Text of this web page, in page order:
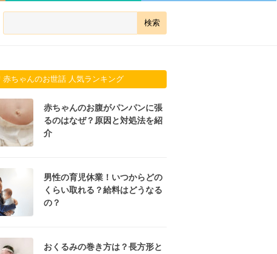
赤ちゃんのお世話 人気ランキング
赤ちゃんのお腹がパンパンに張
るのはなぜ？原因と対処法を紹
介
男性の育児休業！いつからどの
くらい取れる？給料はどうなる
の？
おくるみの巻き方は？長方形と